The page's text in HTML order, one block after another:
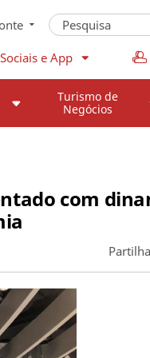
e App
Turismo de
Negócios
com